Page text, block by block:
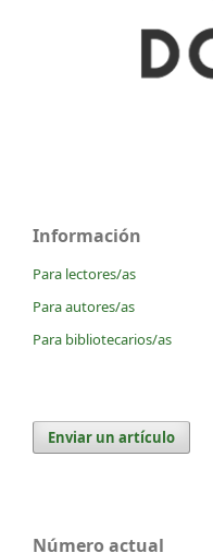
Información
Para lectores/as
Para autores/as
Para bibliotecarios/as
Enviar un artículo
Número actual